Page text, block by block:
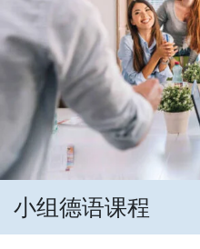
小组德语课程